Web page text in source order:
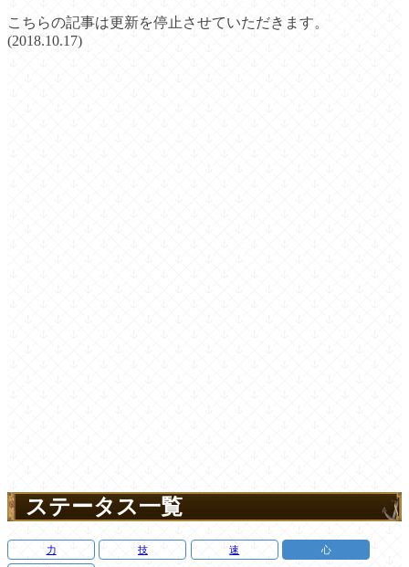
こちらの記事は更新を停止させていただきます。
(2018.10.17)
ステータス一覧
力 技 速 心